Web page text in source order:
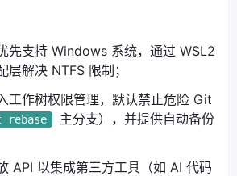
先支持 Windows 系统，通过 WSL2
层解决 NTFS 限制；
工作树权限管理，默认禁止危险 Git
rebase
主分支），并提供自动备份
API 以集成第三方工具（如 AI 代码